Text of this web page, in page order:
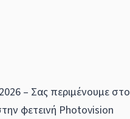
– Σας περιμένουμε στο
φετεινή Photovision